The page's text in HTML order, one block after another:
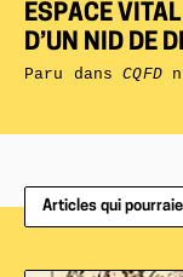
ESPACE
D’UN NID DE
Paru dansCQFD
Articles qui